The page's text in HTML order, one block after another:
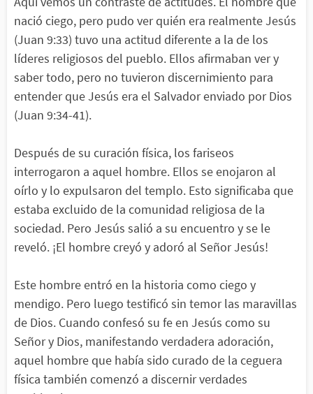
nació ciego, pero pudo ver quién era realmente Jesús
(Juan 9:33) tuvo una actitud diferente a la de los
líderes religiosos del pueblo. Ellos afirmaban ver y
saber todo, pero no tuvieron discernimiento para
entender que Jesús era el Salvador enviado por Dios
(Juan 9:34-41).
Después de su curación física, los fariseos
interrogaron a aquel hombre. Ellos se enojaron al
oírlo y lo expulsaron del templo. Esto significaba que
estaba excluido de la comunidad religiosa de la
sociedad. Pero Jesús salió a su encuentro y se le
reveló. ¡El hombre creyó y adoró al Señor Jesús!
Este hombre entró en la historia como ciego y
mendigo. Pero luego testificó sin temor las maravillas
de Dios. Cuando confesó su fe en Jesús como su
Señor y Dios, manifestando verdadera adoración,
aquel hombre que había sido curado de la ceguera
física también comenzó a discernir verdades